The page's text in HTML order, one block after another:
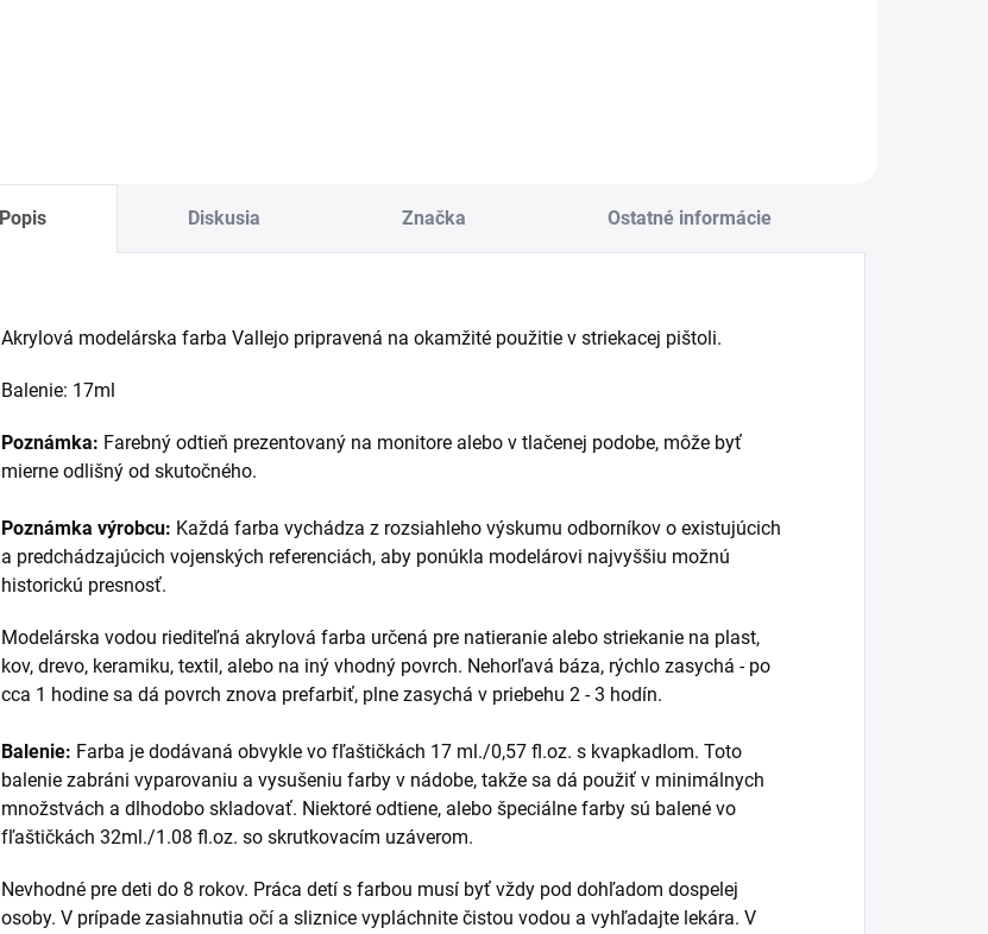
Popis Diskusia Značka Ostatné informácie
Akrylová modelárska farba Vallejo pripravená na okamžité použitie v striekacej pištoli.
Balenie: 17ml
Poznámka: Farebný odtieň prezentovaný na monitore alebo v tlačenej podobe, môže byť
mierne odlišný od skutočného.
Poznámka výrobcu: Každá farba vychádza z rozsiahleho výskumu odborníkov o existujúcich
a predchádzajúcich vojenských referenciách, aby ponúkla modelárovi najvyššiu možnú
historickú presnosť.
Modelárska vodou riediteľná akrylová farba určená pre natieranie alebo striekanie na plast,
kov, drevo, keramiku, textil, alebo na iný vhodný povrch. Nehorľavá báza, rýchlo zasychá - po
cca 1 hodine sa dá povrch znova prefarbiť, plne zasychá v priebehu 2 - 3 hodín.
Balenie: Farba je dodávaná obvykle vo fľaštičkách 17 ml./0,57 fl.oz. s kvapkadlom. Toto
balenie zabráni vyparovaniu a vysušeniu farby v nádobe, takže sa dá použiť v minimálnych
množstvách a dlhodobo skladovať. Niektoré odtiene, alebo špeciálne farby sú balené vo
fľaštičkách 32ml./1.08 fl.oz. so skrutkovacím uzáverom.
Nevhodné pre deti do 8 rokov. Práca detí s farbou musí byť vždy pod dohľadom dospelej
osoby. V prípade zasiahnutia očí a sliznice vypláchnite čistou vodou a vyhľadajte lekára. V